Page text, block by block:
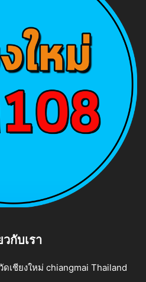
วกับเรา
ดเชียงใหม่ chiangmai Thailand